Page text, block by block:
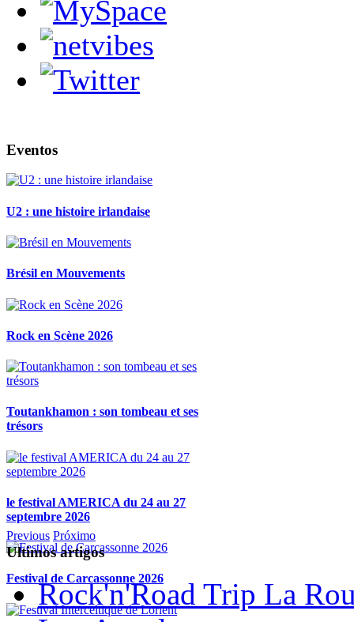
Eventos
U2 : une histoire irlandaise
Brésil en Mouvements
Rock en Scène 2026
Toutankhamon : son tombeau et ses
trésors
le festival AMERICA du 24 au 27
septembre 2026
Festival de Carcassonne 2026
Previous Próximo
Ultimos artigos
Rock'n'Road Trip La